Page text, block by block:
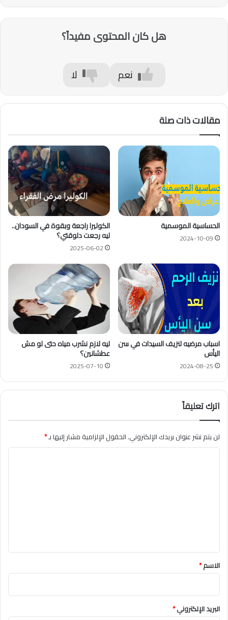
هل كان المحتوى مفيداً؟
نعم لا
مقالات ذات صلة
الحساسية الموسمية
2024-10-09
الكوليرا راجعة وبقوة في السودان..
ليه رجعت دلوقتي؟
2025-06-02
اسباب مرضيه لنزيف السيدات في سن
اليأس
2024-08-25
ليه لازم نشرب مياه حتى لو مش
عطشانين؟
2025-07-10
اترك تعليقاً
لن يتم نشر عنوان بريدك الإلكتروني.الحقول الإلزامية مشار إليها بـ*
*
الاسم*
البريد الإلكتروني*